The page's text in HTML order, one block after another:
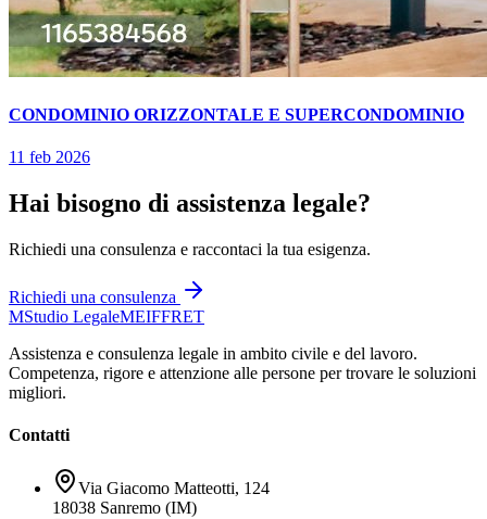
CONDOMINIO ORIZZONTALE E SUPERCONDOMINIO
11 feb 2026
Hai bisogno di assistenza legale?
Richiedi una consulenza e raccontaci la tua esigenza.
Richiedi una consulenza
MStudio LegaleMEIFFRET
Assistenza e consulenza legale in ambito civile e del lavoro.
Competenza, rigore e attenzione alle persone per trovare le soluzioni
migliori.
Contatti
Via Giacomo Matteotti, 124
18038 Sanremo (IM)